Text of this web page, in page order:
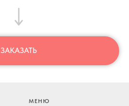
ЗАКАЗАТЬ
МЕНЮ